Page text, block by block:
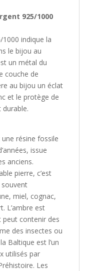
925/1000
1000 indique la
le bijou au
un métal du
couche de
au bijou un éclat
et le protège de
durable.
une résine fossile
issue
anciens.
pierre, c’est
miel, cognac,
L’ambre est
peut contenir des
des insectes ou
Baltique est l’un
utilisés par
Les